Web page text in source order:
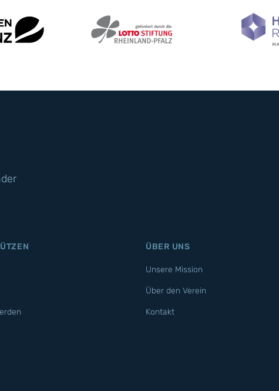
ÜBER UNS
Unsere Mission
Über den Verein
Kontakt